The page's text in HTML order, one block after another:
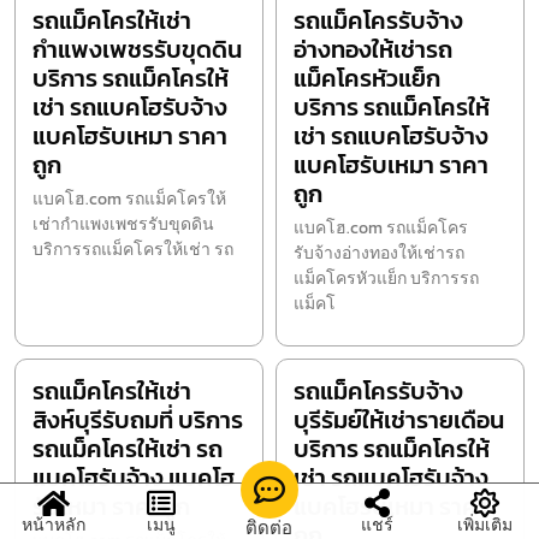
รถแม็คโครให้เช่า
กำแพงเพชรรับขุดดิน
บริการ รถแม็คโครให้
เช่า รถแบคโฮรับจ้าง
แบคโฮรับเหมา ราคา
ถูก
แบคโฮ.com รถแม็คโครให้
เช่ากำแพงเพชรรับขุดดิน
บริการรถแม็คโครให้เช่า รถ
รถแม็คโครรับจ้าง
อ่างทองให้เช่ารถ
แม็คโครหัวแย็ก
บริการ รถแม็คโครให้
เช่า รถแบคโฮรับจ้าง
แบคโฮรับเหมา ราคา
ถูก
แบคโฮ.com รถแม็คโคร
รับจ้างอ่างทองให้เช่ารถ
แม็คโครหัวแย็ก บริการรถ
แม็คโ
รถแม็คโครให้เช่า
สิงห์บุรีรับถมที่ บริการ
รถแม็คโครให้เช่า รถ
แบคโฮรับจ้าง แบคโฮ
รับเหมา ราคาถูก
รถแม็คโครรับจ้าง
บุรีรัมย์ให้เช่ารายเดือน
บริการ รถแม็คโครให้
เช่า รถแบคโฮรับจ้าง
แบคโฮรับเหมา ราคา
หน้าหลัก เมนู ติดต่อ แชร์ เพิ่มเติม